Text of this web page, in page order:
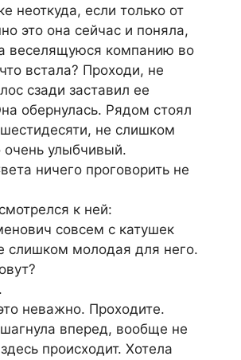
неоткуда, если только от
это она сейчас и поняла,
веселящуюся компанию во
встала? Проходи, не
сзади заставил ее
обернулась. Рядом стоял
не слишком
очень улыбчивый.
ничего проговорить не
к ней:
совсем с катушек
слишком молодая для него.
неважно. Проходите.
вперед, вообще не
происходит. Хотела